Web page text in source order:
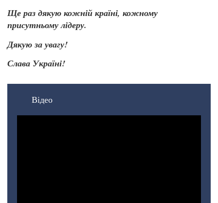
Ще раз дякую кожній країні, кожному
присутньому лідеру.
Дякую за увагу!
Слава Україні!
Відео